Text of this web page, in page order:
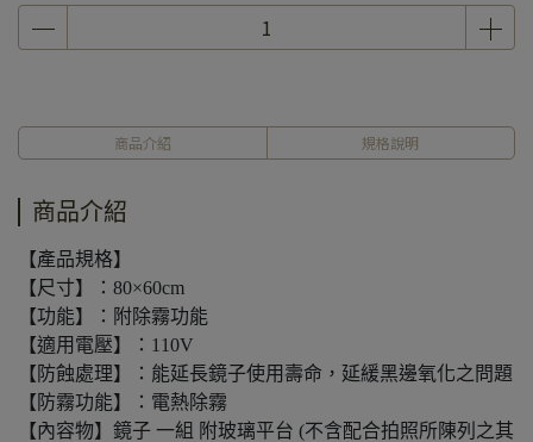
商品介紹 規格說明
商品介紹
【產品規格】
【尺寸】：80×60cm
【功能】：附除霧功能
【適用電壓】：110V
【防蝕處理】：能延長鏡子使用壽命，延緩黑邊氧化之問題
【防霧功能】：電熱除霧
【內容物】鏡子 一組 附玻璃平台 (不含配合拍照所陳列之其